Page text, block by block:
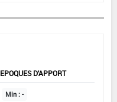
EPOQUES D'APPORT
Min : -